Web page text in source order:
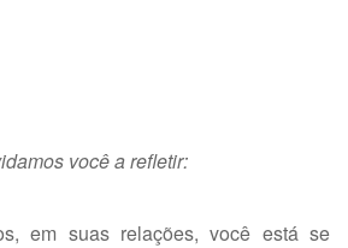
você a refletir:
em suas relações, você está se